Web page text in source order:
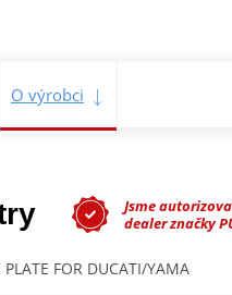
O výrobci
Jsme
dealer značky
FOR DUCATI/YAMA